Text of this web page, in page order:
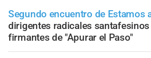
Segundo encuentro de Estamos
dirigentes radicales
firmantes de "Apurar el Paso"